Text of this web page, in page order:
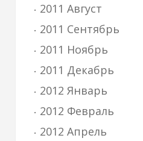
2011 Август
2011 Сентябрь
2011 Ноябрь
2011 Декабрь
2012 Январь
2012 Февраль
2012 Апрель